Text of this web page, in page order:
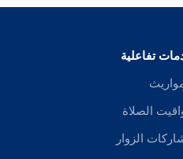
تفاعلية
الصلاة
الزوار